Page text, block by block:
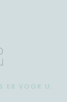
ER VOOR U.